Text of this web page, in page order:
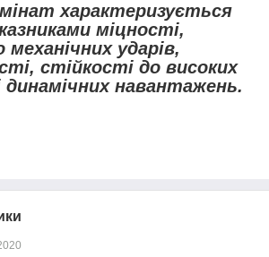
характеризується
міцності,
механічних ударів,
стійкості до високих
навантажень.